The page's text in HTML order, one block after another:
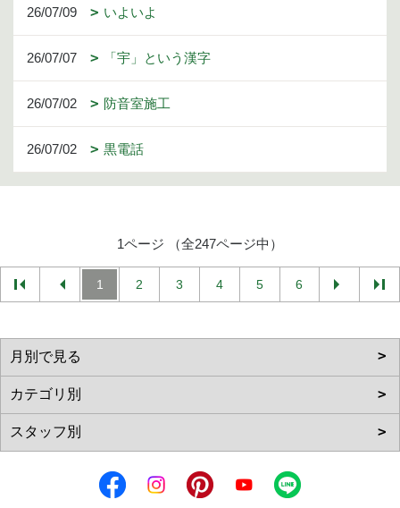
26/07/09 いよいよ
26/07/07 「宇」という漢字
26/07/02 防音室施工
26/07/02 黒電話
1ページ （全247ページ中）
1 2 3 4 5 6